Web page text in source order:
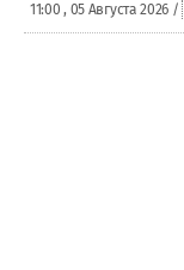
11:00 , 05 Августа 2026 /